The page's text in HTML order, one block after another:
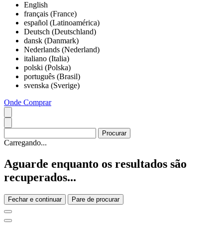
English
français (France)
español (Latinoamérica)
Deutsch (Deutschland)
dansk (Danmark)
Nederlands (Nederland)
italiano (Italia)
polski (Polska)
português (Brasil)
svenska (Sverige)
Onde Comprar
Carregando...
Aguarde enquanto os resultados são
recuperados...
Fechar e continuar Pare de procurar